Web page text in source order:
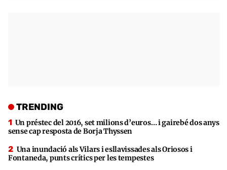
TRENDING
Un préstec del 2016, set milions d’euros… i gairebé dos anys
sense cap resposta de Borja Thyssen
Una inundació als Vilars i esllavissades als Oriosos i
Fontaneda, punts crítics per les tempestes